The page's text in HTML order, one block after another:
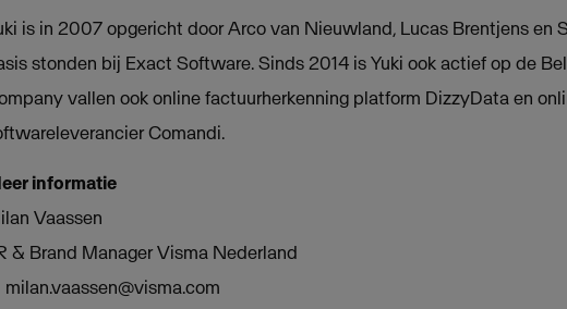
is in 2007 opgericht door Arco van Nieuwland, Lucas Brentjens en
stonden bij Exact Software. Sinds 2014 is Yuki ook actief op de
vallen ook online factuurherkenning platform DizzyData en
Comandi.
informatie
Vaassen
& Brand Manager Visma Nederland
milan.vaassen@visma.com